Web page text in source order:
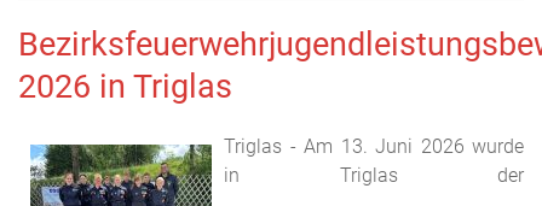
2026 in Triglas
Triglas - Am 13. Juni 2026 wurde
in Triglas der